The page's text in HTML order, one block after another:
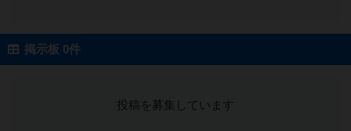
掲示板 0件
投稿を募集しています